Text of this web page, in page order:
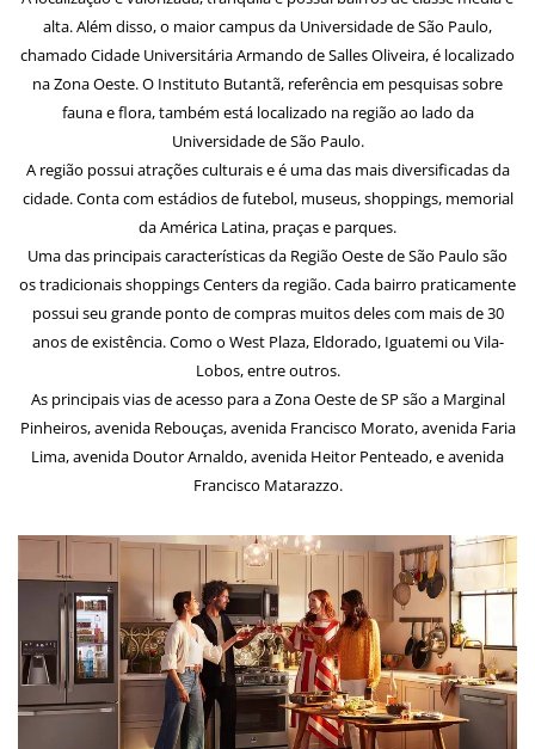
alta. Além disso, o maior campus da Universidade de São Paulo,
chamado Cidade Universitária Armando de Salles Oliveira, é localizado
na Zona Oeste. O Instituto Butantã, referência em pesquisas sobre
fauna e flora, também está localizado na região ao lado da
Universidade de São Paulo.
A região possui atrações culturais e é uma das mais diversificadas da
cidade. Conta com estádios de futebol, museus, shoppings, memorial
da América Latina, praças e parques.
Uma das principais características da Região Oeste de São Paulo são
os tradicionais shoppings Centers da região. Cada bairro praticamente
possui seu grande ponto de compras muitos deles com mais de 30
anos de existência. Como o West Plaza, Eldorado, Iguatemi ou Vila-
Lobos, entre outros.
As principais vias de acesso para a Zona Oeste de SP são a Marginal
Pinheiros, avenida Rebouças, avenida Francisco Morato, avenida Faria
Lima, avenida Doutor Arnaldo, avenida Heitor Penteado, e avenida
Francisco Matarazzo.